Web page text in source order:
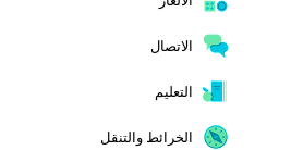
الاتصال
التعليم
الخرائط والتنقل